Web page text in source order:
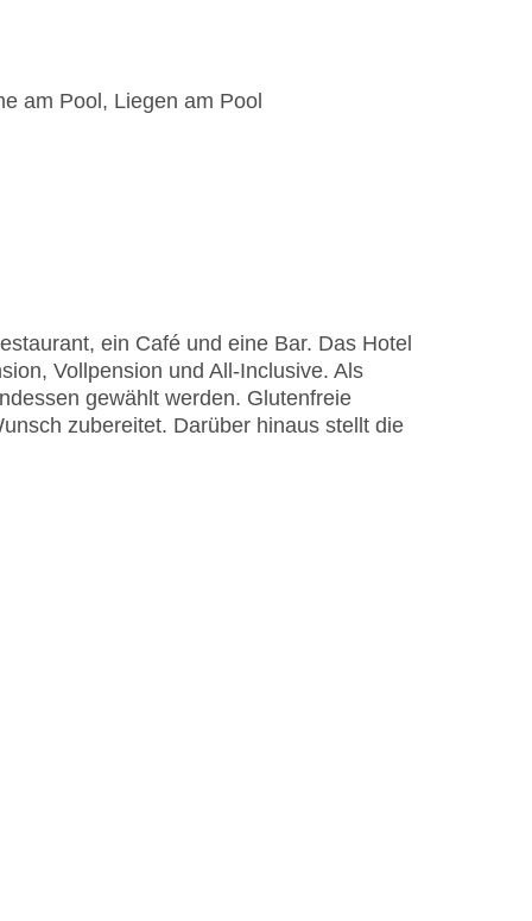
am Pool, Liegen am Pool
ein Café und eine Bar. Das Hotel
Vollpension und All-Inclusive. Als
gewählt werden. Glutenfreie
zubereitet. Darüber hinaus stellt die